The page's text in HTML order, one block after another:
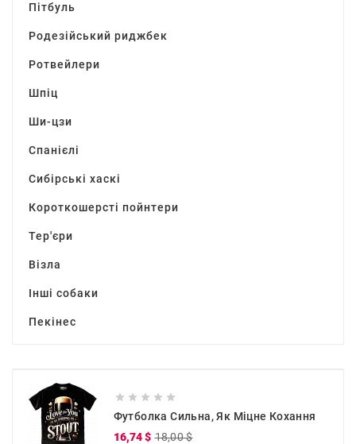
Пітбуль
Родезійський риджбек
Ротвейлери
Шпіц
Ши-цзи
Спанієлі
Сибірські хаскі
Короткошерсті пойнтери
Тер'єри
Візла
Інші собаки
Пекінес
    
Футболка Сильна, Як Міцне Кохання
16,74 $ 18,00 $